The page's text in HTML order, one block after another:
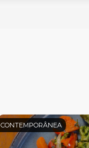
CONTEMPORÂNEA